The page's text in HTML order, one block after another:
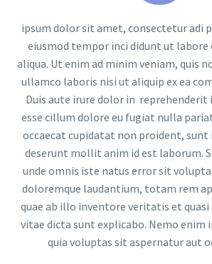
ipsum dolor sit amet, consectetur adi
eiusmod tempor inci didunt ut labore
aliqua. Ut enim ad minim veniam, quis
ullamco laboris nisi ut aliquip ex ea
Duis aute irure dolor in
esse cillum dolore eu fugiat nulla
occaecat cupidatat non proident, sunt
deserunt mollit anim id est laborum.
unde omnis iste natus error sit
doloremque laudantium, totam rem
quae ab illo inventore veritatis et
vitae dicta sunt explicabo. Nemo enim
quia voluptas sit aspernatur aut